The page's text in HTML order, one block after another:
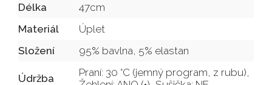
Délka
47cm
Materiál
Úplet
Složení
95% bavlna, 5% elastan
Údržba
Praní: 30 °C (jemný program, z rubu),